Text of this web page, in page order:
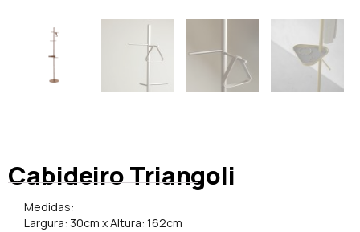
Cabideiro Triangoli
Medidas:
Largura: 30cm x Altura: 162cm